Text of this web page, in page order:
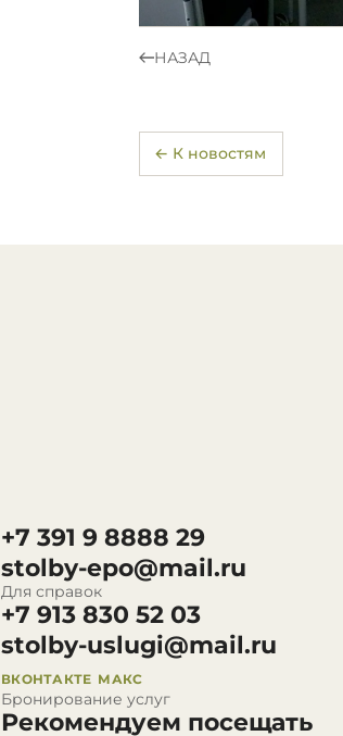
НАЗАД
← К новостям
+7 391 9 8888 29
stolby-epo@mail.ru
Для справок
+7 913 830 52 03
stolby-uslugi@mail.ru
ВКОНТАКТЕ МАКС
Бронирование услуг
Рекомендуем посещать